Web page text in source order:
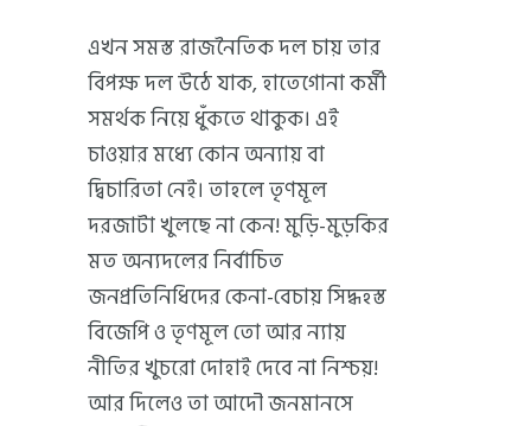
এখন সমস্ত রাজনৈতিক দল চায় তার
বিপক্ষ দল উঠে যাক, হাতেগোনা কর্মী
সমর্থক নিয়ে ধুঁকতে থাকুক। এই
চাওয়ার মধ্যে কোন অন্যায় বা
দ্বিচারিতা নেই। তাহলে তৃণমূল
দরজাটা খুলছে না কেন! মুড়ি-মুড়কির
মত অন্যদলের নির্বাচিত
জনপ্রতিনিধিদের কেনা-বেচায় সিদ্ধহস্ত
বিজেপি ও তৃণমূল তো আর ন্যায়
নীতির খুচরো দোহাই দেবে না নিশ্চয়!
আর দিলেও তা আদৌ জনমানসে